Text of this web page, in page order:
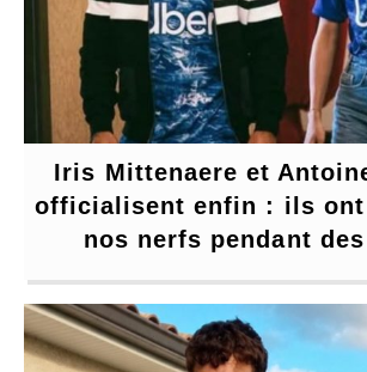
Iris Mittenaere et
officialisent enfin : ils ont
nos nerfs pendant